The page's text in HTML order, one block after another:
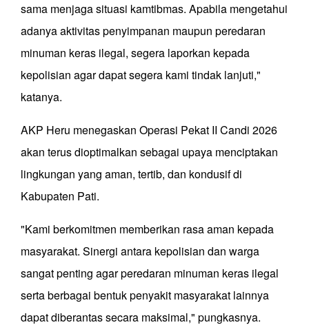
sama menjaga situasi kamtibmas. Apabila mengetahui
adanya aktivitas penyimpanan maupun peredaran
minuman keras ilegal, segera laporkan kepada
kepolisian agar dapat segera kami tindak lanjuti,"
katanya.
AKP Heru menegaskan Operasi Pekat II Candi 2026
akan terus dioptimalkan sebagai upaya menciptakan
lingkungan yang aman, tertib, dan kondusif di
Kabupaten Pati.
"Kami berkomitmen memberikan rasa aman kepada
masyarakat. Sinergi antara kepolisian dan warga
sangat penting agar peredaran minuman keras ilegal
serta berbagai bentuk penyakit masyarakat lainnya
dapat diberantas secara maksimal," pungkasnya.